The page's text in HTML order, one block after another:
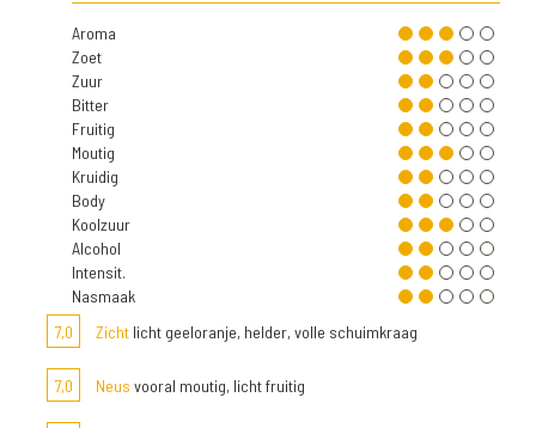
Aroma
Zoet
Zuur
Bitter
Fruitig
Moutig
Kruidig
Body
Koolzuur
Alcohol
Intensit.
Nasmaak
7,0
Zicht licht geeloranje, helder, volle schuimkraag
7,0 Neus vooral moutig, licht fruitig